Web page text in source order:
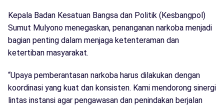
Kepala Badan Kesatuan Bangsa dan Politik (Kesbangpol)
Sumut Mulyono menegaskan, penanganan narkoba menjadi
bagian penting dalam menjaga ketenteraman dan
ketertiban masyarakat.
“Upaya pemberantasan narkoba harus dilakukan dengan
koordinasi yang kuat dan konsisten. Kami mendorong sinergi
lintas instansi agar pengawasan dan penindakan berjalan